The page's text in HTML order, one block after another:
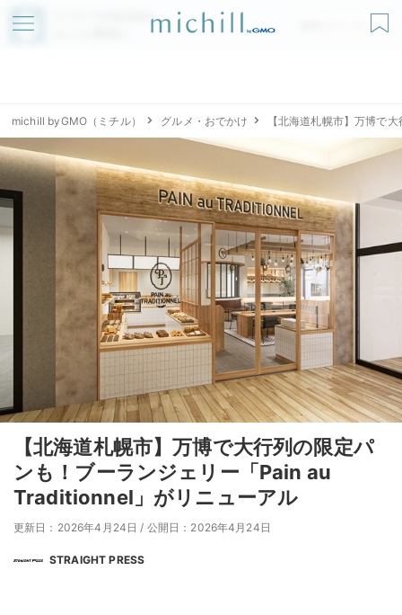
アプリでmichillが
無料ダウンロード
michill byGMO（ミチル） グルメ・おでかけ 【北海道札幌市】万博で
【北海道札幌市】万博で大行列の限定パ
ンも！ブーランジェリー「Pain au
Traditionnel」がリニューアル
更新日：2026年4月24日 / 公開日：2026年4月24日
STRAIGHT PRESS